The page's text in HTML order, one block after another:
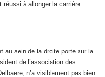
réussi à allonger la carrière
au sein de la droite porte sur la
de l’association des
n’a visiblement pas bien